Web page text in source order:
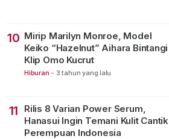
10 Mirip Marilyn Monroe, Model
Keiko “Hazelnut” Aihara Bintangi
Klip Omo Kucrut
Hiburan - 3 tahun yang lalu
11
Rilis 8 Varian Power Serum,
Hanasui Ingin Temani Kulit Cantik
Perempuan Indonesia